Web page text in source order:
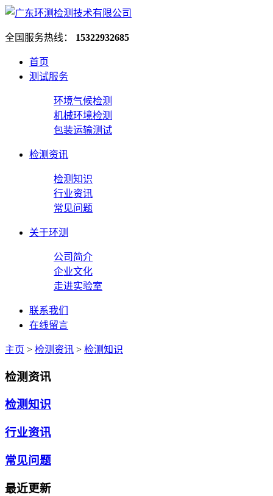
全国服务热线： 15322932685
首页
测试服务
环境气候检测
机械环境检测
包装运输测试
检测资讯
检测知识
行业资讯
常见问题
关于环测
公司简介
企业文化
走进实验室
联系我们
在线留言
主页 > 检测资讯 > 检测知识
检测资讯
检测知识
行业资讯
常见问题
最近更新